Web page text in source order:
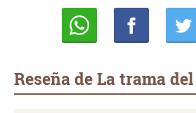
Reseña de La trama